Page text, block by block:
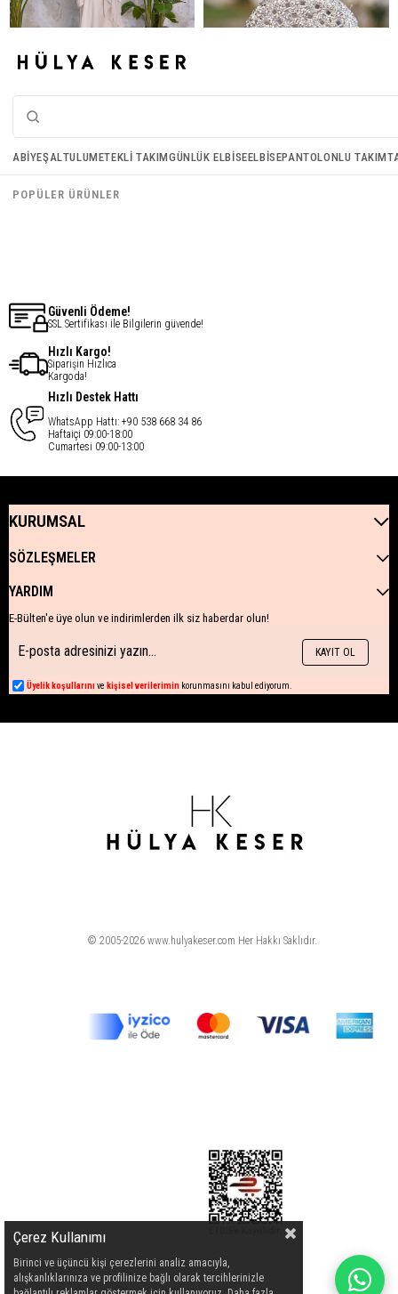
Işıltı Kumaş Şal - Vizon
€20,19
Halka Abiye Çanta - Gri
Güvenli Ödeme!
SSL Sertifikası ile Bilgilerin güvende!
Hızlı Kargo!
Siparişin Hızlıca
Kargoda!
Hızlı Destek Hattı
WhatsApp Hattı: +90 538 668 34 86
Haftaiçi 09:00-18:00
Cumartesi 09:00-13:00
KURUMSAL
SÖZLEŞMELER
YARDIM
E-Bülten'e üye olun ve indirimlerden ilk siz haberdar olun!
KAYIT OL
Üyelik koşullarını ve kişisel verilerimin korunmasını kabul ediyorum.
© 2005-2026 www.hulyakeser.com Her Hakkı Saklıdır.
Çerez Kullanımı
Birinci ve üçüncü kişi çerezlerini analiz amacıyla,
alışkanlıklarınıza ve profilinize bağlı olarak tercihlerinizle
ABIYEŞALTULUMETEKLI TAKIMGÜNLÜK ELBISEELBISEPANTOLONLU TAKIM
POPÜLER ÜRÜNLER